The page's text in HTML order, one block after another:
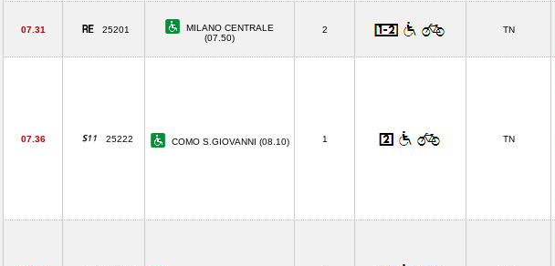
07.31 25201
MILANO CENTRALE
(07.50)
2 TN
07.36 25222 COMO S.GIOVANNI (08.10) 1 TN